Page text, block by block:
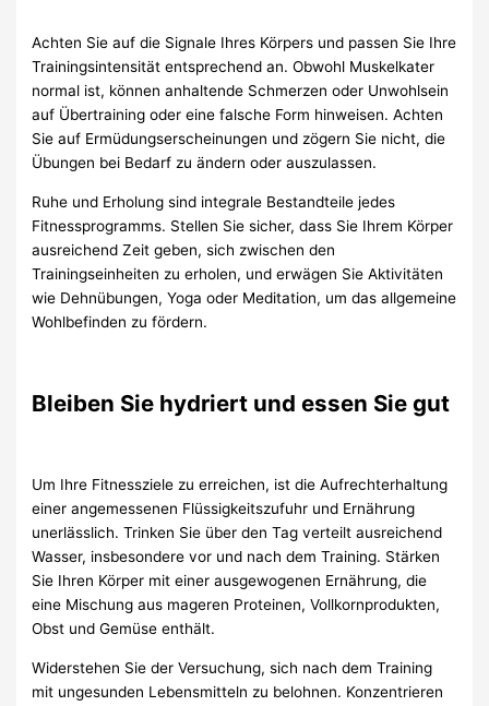
Achten Sie auf die Signale Ihres Körpers und passen Sie Ihre
Trainingsintensität entsprechend an. Obwohl Muskelkater
normal ist, können anhaltende Schmerzen oder Unwohlsein
auf Übertraining oder eine falsche Form hinweisen. Achten
Sie auf Ermüdungserscheinungen und zögern Sie nicht, die
Übungen bei Bedarf zu ändern oder auszulassen.
Ruhe und Erholung sind integrale Bestandteile jedes
Fitnessprogramms. Stellen Sie sicher, dass Sie Ihrem Körper
ausreichend Zeit geben, sich zwischen den
Trainingseinheiten zu erholen, und erwägen Sie Aktivitäten
wie Dehnübungen, Yoga oder Meditation, um das allgemeine
Wohlbefinden zu fördern.
Bleiben Sie hydriert und essen Sie gut
Um Ihre Fitnessziele zu erreichen, ist die Aufrechterhaltung
einer angemessenen Flüssigkeitszufuhr und Ernährung
unerlässlich. Trinken Sie über den Tag verteilt ausreichend
Wasser, insbesondere vor und nach dem Training. Stärken
Sie Ihren Körper mit einer ausgewogenen Ernährung, die
eine Mischung aus mageren Proteinen, Vollkornprodukten,
Obst und Gemüse enthält.
Widerstehen Sie der Versuchung, sich nach dem Training
mit ungesunden Lebensmitteln zu belohnen. Konzentrieren